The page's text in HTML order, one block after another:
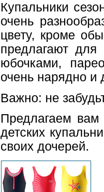
Купальники
очень
цвету, кроме
предлагают
юбочками,
очень нарядно и
Важно: не
Предлагаем вам
детских
своих дочерей.